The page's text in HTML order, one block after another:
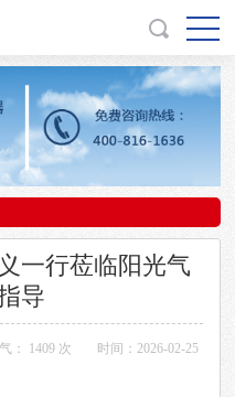
一行莅临阳光气
导
： 1409 次
时间：2026-02-25